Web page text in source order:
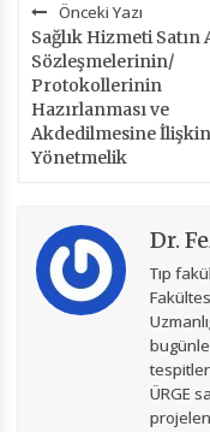
Önceki Yazı
Sağlık Hizmeti Satın
Sözleşmelerinin/
Protokollerinin
Hazırlanması ve
Akdedilmesine İlişkin
Yönetmelik
Dr.
Tıp
ÜRGE